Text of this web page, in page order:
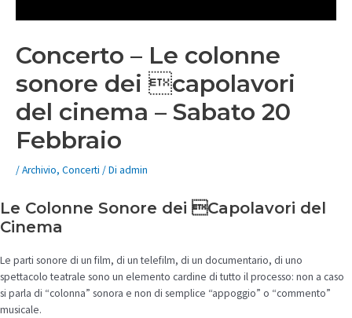
Concerto – Le colonne
sonore dei capolavori
del cinema – Sabato 20
Febbraio
/Archivio, Concerti / Di admin
Le Colonne Sonore dei Capolavori del
Cinema
Le parti sonore di un film, di un telefilm, di un documentario, di uno
spettacolo teatrale sono un elemento cardine di tutto il processo: non a caso
si parla di “colonna” sonora e non di semplice “appoggio” o “commento”
musicale.